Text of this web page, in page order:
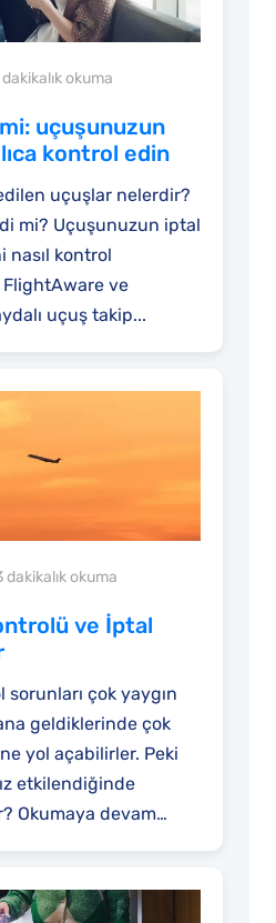
dakikalık okuma
uçuşunuzun
kontrol edin
uçuşlar nelerdir?
mi? Uçuşunuzun iptal
nasıl kontrol
ve
uçuş takip...
dakikalık okuma
ve İptal
çok yaygın
geldiklerinde çok
yol açabilirler. Peki
etkilendiğinde
Okumaya devam